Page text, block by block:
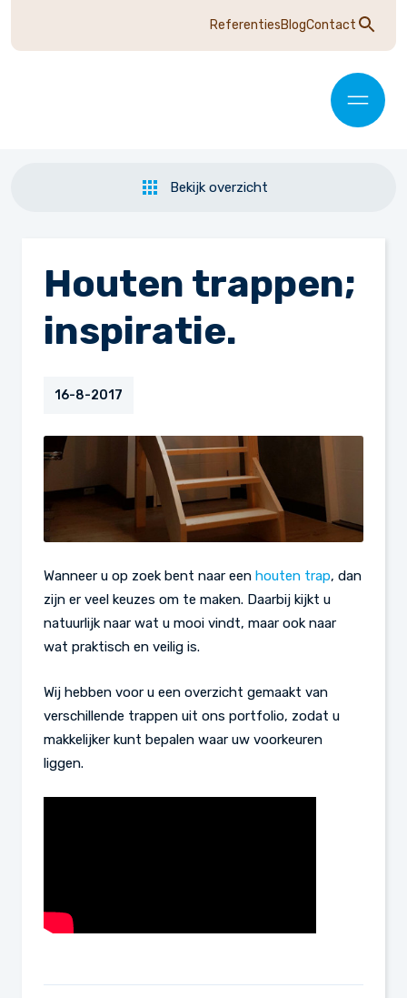
ReferentiesBlogContact
Bekijk overzicht
Houten trappen;
inspiratie.
16-8-2017
Wanneer u op zoek bent naar een houten trap, dan
zijn er veel keuzes om te maken. Daarbij kijkt u
natuurlijk naar wat u mooi vindt, maar ook naar
wat praktisch en veilig is.
Wij hebben voor u een overzicht gemaakt van
verschillende trappen uit ons portfolio, zodat u
makkelijker kunt bepalen waar uw voorkeuren
liggen.